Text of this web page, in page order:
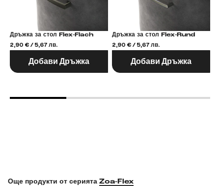
Дръжка за стол Flex-Flach
2,90 € / 5,67 лв.
Добави Дръжка
Дръжка за стол Flex-Rund
2,90 € / 5,67 лв.
Добави Дръжка
Още продукти от серията Zoa-Flex